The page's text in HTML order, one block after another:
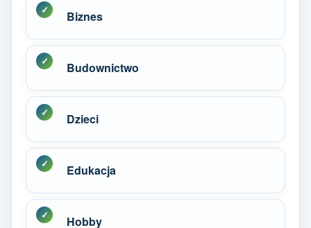
Biznes
Budownictwo
Dzieci
Edukacja
Hobby